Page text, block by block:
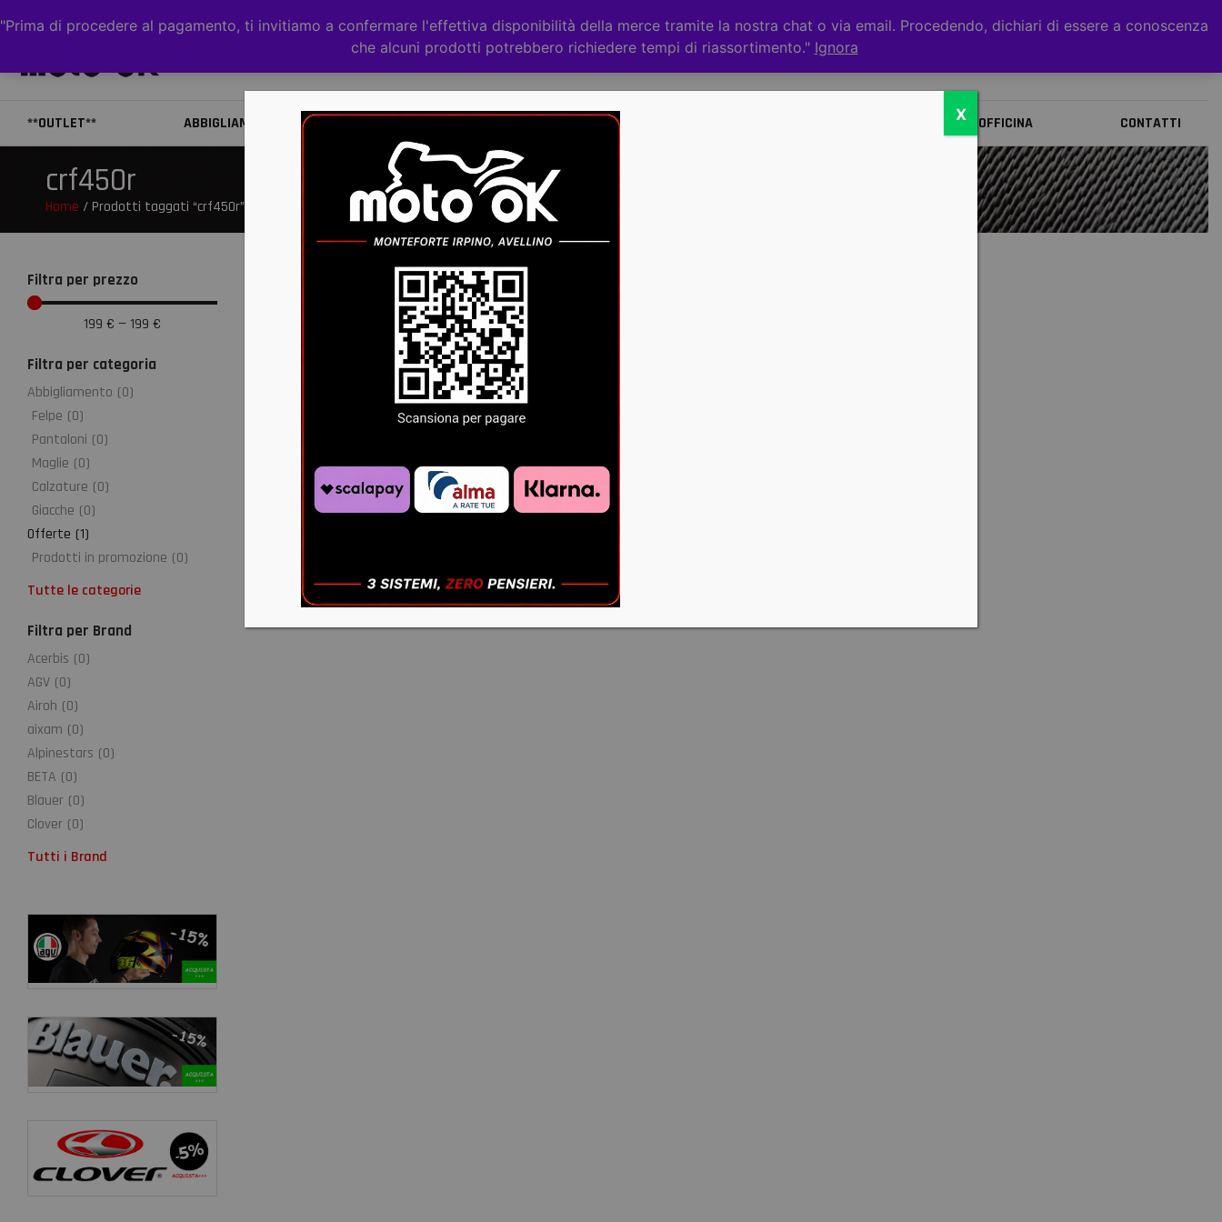
"Prima di procedere al pagamento, ti invitiamo a confermare l'effettiva disponibilità della merce tramite la nostra chat o via email. Procedendo, dichiari di essere a conoscenza
che alcuni prodotti potrebbero richiedere tempi di riassortimento." Ignora
Categorie
**OUTLET** ABBIGLIAMENTO CASCHI ACCESSORI OFFICINA CONTATTI
crf450r
Home / Prodotti taggati “crf450r”
Filtra per prezzo
199 € —199 €
Filtra per categoria
Abbigliamento (0)
Felpe (0)
Pantaloni (0)
Maglie (0)
Calzature (0)
Giacche (0)
Offerte (1)
Prodotti in promozione (0)
Tutte le categorie
Filtra per Brand
Acerbis (0)
AGV (0)
Airoh (0)
aixam (0)
Alpinestars (0)
BETA (0)
Blauer (0)
Clover (0)
Tutti i Brand
R 2017
€350,00
€199,00
X